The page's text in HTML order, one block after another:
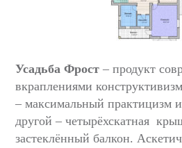
Усадьба Фрост – продукт
вкраплениями
– максимальный практицизм
другой – четырёхскатная
застеклённый балкон.